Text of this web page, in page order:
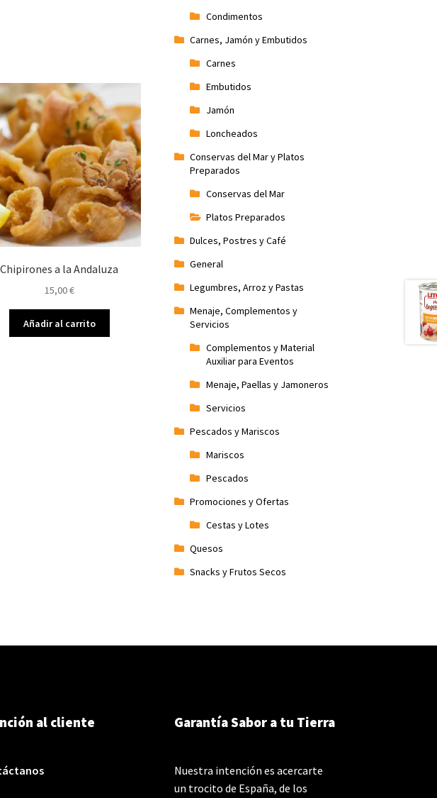
Chipirones a la Andaluza
15,00€
Añadir al carrito
Condimentos
Carnes, Jamón y Embutidos
Carnes
Embutidos
Jamón
Loncheados
Conservas del Mar y Platos
Preparados
Conservas del Mar
Platos Preparados
Dulces, Postres y Café
General
Legumbres, Arroz y Pastas
Menaje, Complementos y
Servicios
Complementos y Material
Auxiliar para Eventos
Menaje, Paellas y Jamoneros
Servicios
Pescados y Mariscos
Mariscos
Pescados
Promociones y Ofertas
Cestas y Lotes
Quesos
Snacks y Frutos Secos
al cliente Garantía Sabor a tu Tierra
Nuestra intención es acercarte
un trocito de España, de los